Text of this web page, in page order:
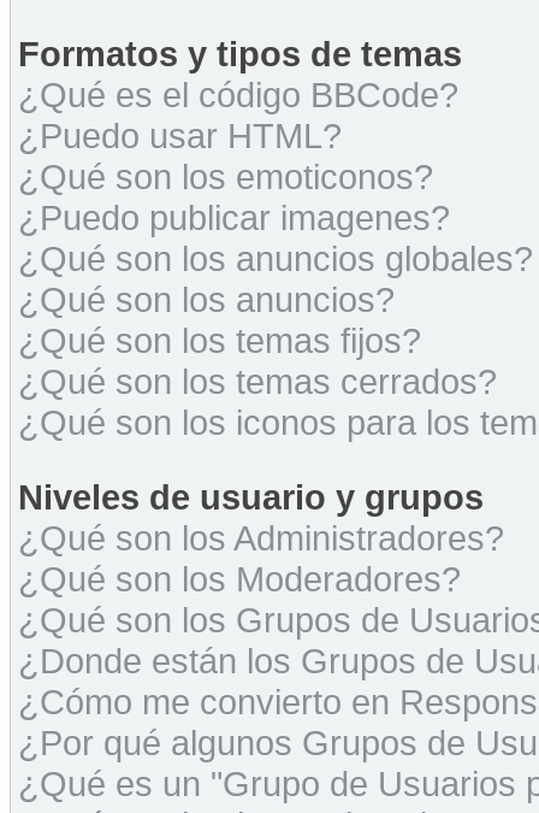
Formatos y tipos de temas
¿Qué es el código BBCode?
¿Puedo usar HTML?
¿Qué son los emoticonos?
¿Puedo publicar imagenes?
¿Qué son los anuncios globales?
¿Qué son los anuncios?
¿Qué son los temas fijos?
¿Qué son los temas cerrados?
¿Qué son los iconos para los
Niveles de usuario y grupos
¿Qué son los Administradores?
¿Qué son los Moderadores?
¿Qué son los Grupos de
¿Donde están los Grupos de
¿Cómo me convierto en
¿Por qué algunos Grupos de
¿Qué es un "Grupo de Usuarios